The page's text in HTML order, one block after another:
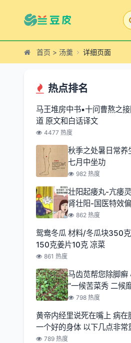
首页 > 汤羹 详细页面
热点排名
马王堆房中书▪十问曹熬之
道 原文和白话译文
4477 热度
秋季之处暑日常养
七月中坐功
982 热度
壮阳起痿丸-亢痿
肾壮阳-国医特效
862 热度
鸳鸯冬瓜 材料/冬瓜块350
150克姜片10克 凉菜
861 热度
马齿苋帮您除脚癣
“一候苦菜秀 二候
麦秋至
798 热度
黄帝内经里说死在嘴上 病在
一个好的身体 以下几点非常
789 热度